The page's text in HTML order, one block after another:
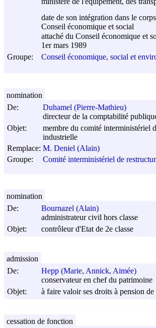
date de son intégration dans le
Conseil économique et social
attaché du Conseil économique et
1er mars 1989
Groupe:
Conseil économique, social et
De:
Duhamel (Pierre-Mathieu)
directeur de la comptabilité
Objet:
membre du comité interministériel
industrielle
Remplace: M. Deniel (Alain)
Groupe:
Comité interministériel de
nomination
De:
Bournazel (Alain)
administrateur civil hors classe
Objet:
contrôleur d'Etat de 2e classe
nomination
De:
Hepp (Marie, Annick, Aimée)
conservateur en chef du patrimoine
Objet:
à faire valoir ses droits à pension de
admission
cessation de fonction